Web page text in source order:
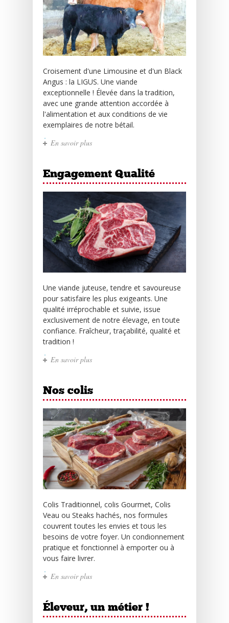
Croisement d'une Limousine et d'un Black
Angus : la LIGUS. Une viande
exceptionnelle ! Élevée dans la tradition,
avec une grande attention accordée à
l'alimentation et aux conditions de vie
exemplaires de notre bétail.
En savoir plus
Engagement Qualité
Une viande juteuse, tendre et savoureuse
pour satisfaire les plus exigeants. Une
qualité irréprochable et suivie, issue
exclusivement de notre élevage, en toute
confiance. Fraîcheur, traçabilité, qualité et
tradition !
En savoir plus
Nos colis
Colis Traditionnel, colis Gourmet, Colis
Veau ou Steaks hachés, nos formules
couvrent toutes les envies et tous les
besoins de votre foyer. Un condionnement
pratique et fonctionnel à emporter ou à
vous faire livrer.
En savoir plus
Éleveur, un métier !